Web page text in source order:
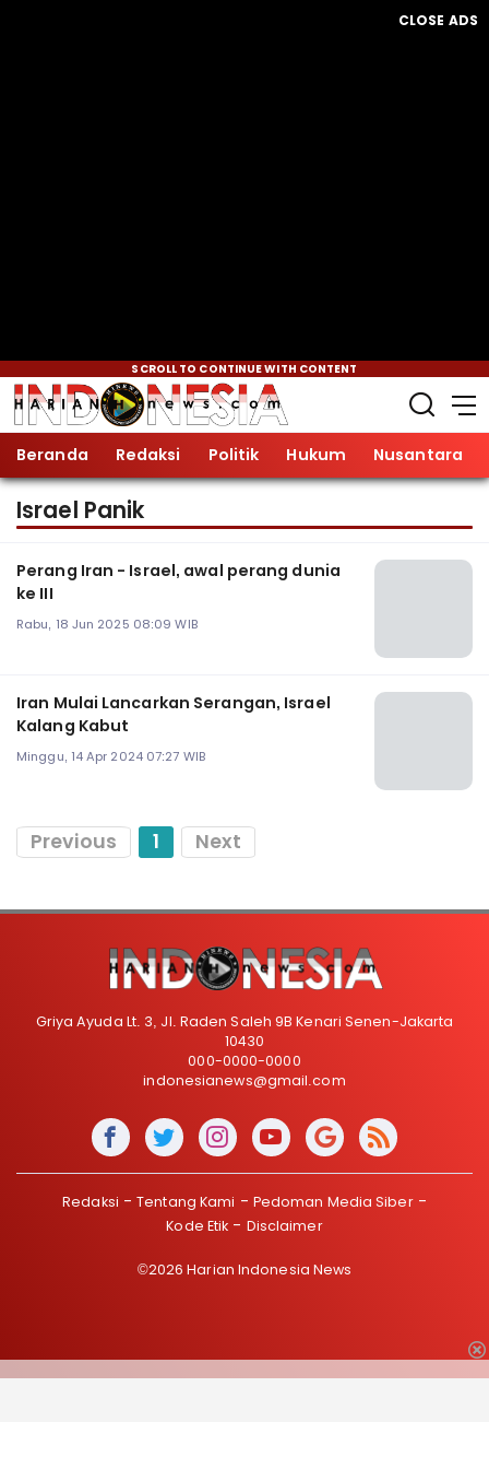
CLOSE ADS
SCROLL TO CONTINUE WITH CONTENT
Beranda Redaksi Politik Hukum Nusantara
Israel Panik
Perang Iran - Israel, awal perang dunia
ke III
Rabu, 18 Jun 2025 08:09 WIB
Iran Mulai Lancarkan Serangan, Israel
Kalang Kabut
Minggu, 14 Apr 2024 07:27 WIB
Previous 1 Next
Griya Ayuda Lt. 3, Jl. Raden Saleh 9B Kenari Senen-Jakarta
10430
000-0000-0000
indonesianews@gmail.com
Redaksi Tentang Kami
Pedoman Media Siber
Kode Etik
Disclaimer
©2026 Harian Indonesia News